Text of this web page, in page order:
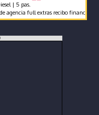
| 5 pas.
full extras recibo financió